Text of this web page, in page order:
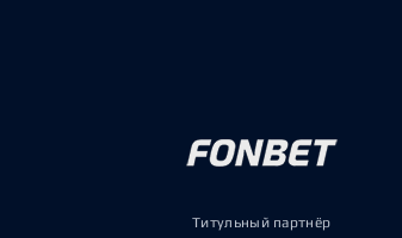
Титульный партнёр